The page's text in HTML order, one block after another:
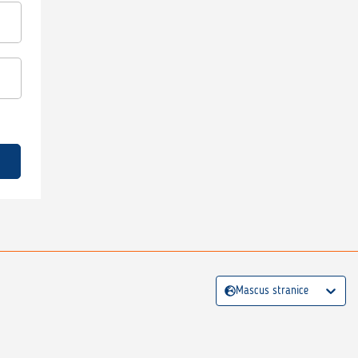
Mascus stranice